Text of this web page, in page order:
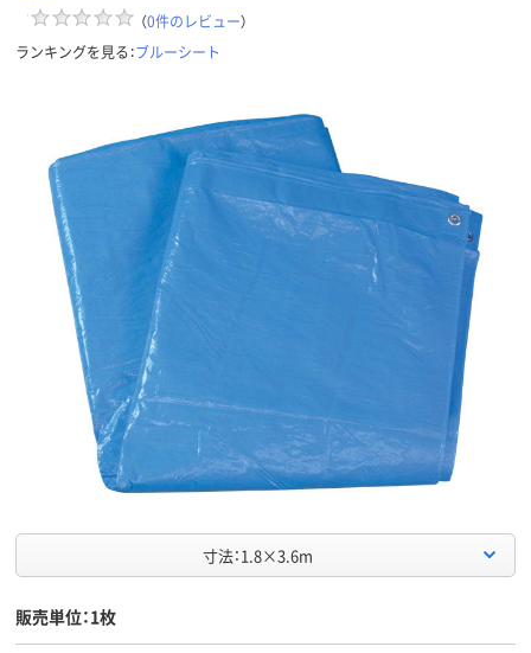
（0件のレビュー）
ランキングを見る：ブルーシート
寸法：1.8×3.6m
販売単位：1枚